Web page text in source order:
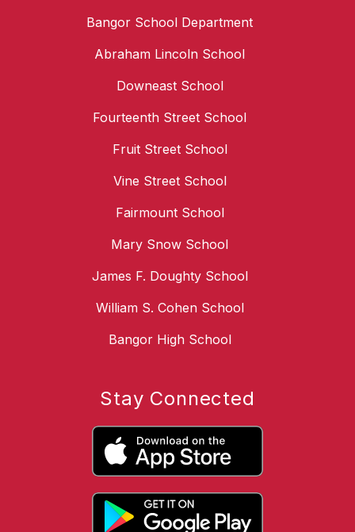
Bangor School Department
Abraham Lincoln School
Downeast School
Fourteenth Street School
Fruit Street School
Vine Street School
Fairmount School
Mary Snow School
James F. Doughty School
William S. Cohen School
Bangor High School
Stay Connected